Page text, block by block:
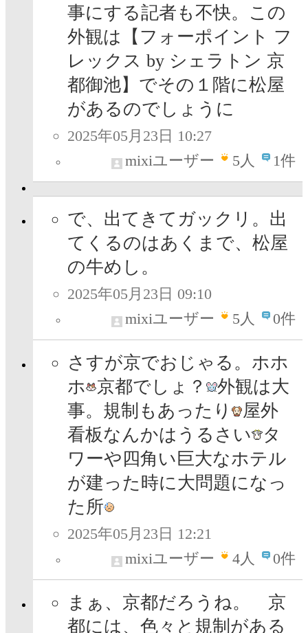
事にする記者も不快。この
外観は【フォーポイント フ
レックス by シェラトン 京
都御池】でその１階に松屋
があるのでしょうに
2025年05月23日 10:27
mixiユーザー
5人 1件
で、出てきてガックリ。出
てくるのはあくまで、松屋
の牛めし。
2025年05月23日 09:10
mixiユーザー
5人 0件
さすが京でおじゃる。ホホ
ホ
京都でしょ？
外観は大
事。規制もあったり
屋外
看板なんかはうるさい
タ
ワーや四角い巨大なホテル
が建った時に大問題になっ
た所
2025年05月23日 12:21
mixiユーザー
4人 0件
まぁ、京都だろうね。 京
都には、色々と規制がある